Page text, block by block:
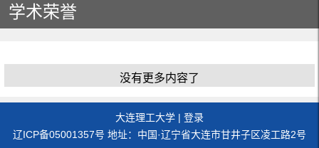
学术荣誉
没有更多内容了
大连理工大学 | 登录
辽ICP备05001357号 地址：中国·辽宁省大连市甘井子区凌工路2号